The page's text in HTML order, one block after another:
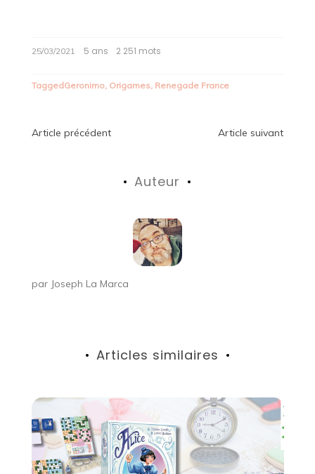
25/03/2021 5 ans 2 251 mots
TaggedGeronimo, Origames, Renegade France
Navigation
Article précédent Article suivant
Auteur
par Joseph La Marca
Articles similaires